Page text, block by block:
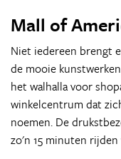
Mall of
Niet iedereen brengt
de mooie
het walhalla voor
winkelcentrum dat
noemen. De
zo'n 15 minuten rijden